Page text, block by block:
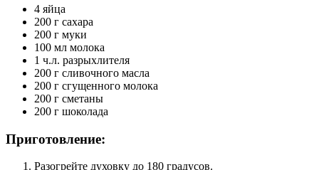
4 яйца
200 г сахара
200 г муки
100 мл молока
1 ч.л. разрыхлителя
200 г сливочного масла
200 г сгущенного молока
200 г сметаны
200 г шоколада
Приготовление:
Разогрейте духовку до 180 градусов.